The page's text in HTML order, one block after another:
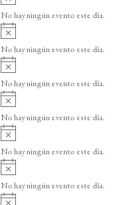
v
i
o
No hay ningún evento este día.
A
v
i
o
No hay ningún evento este día.
v
i
o
No hay ningún evento este día.
v
i
o
No hay ningún evento este día.
v
i
o
No hay ningún evento este día.
v
i
No hay ningún evento este día.